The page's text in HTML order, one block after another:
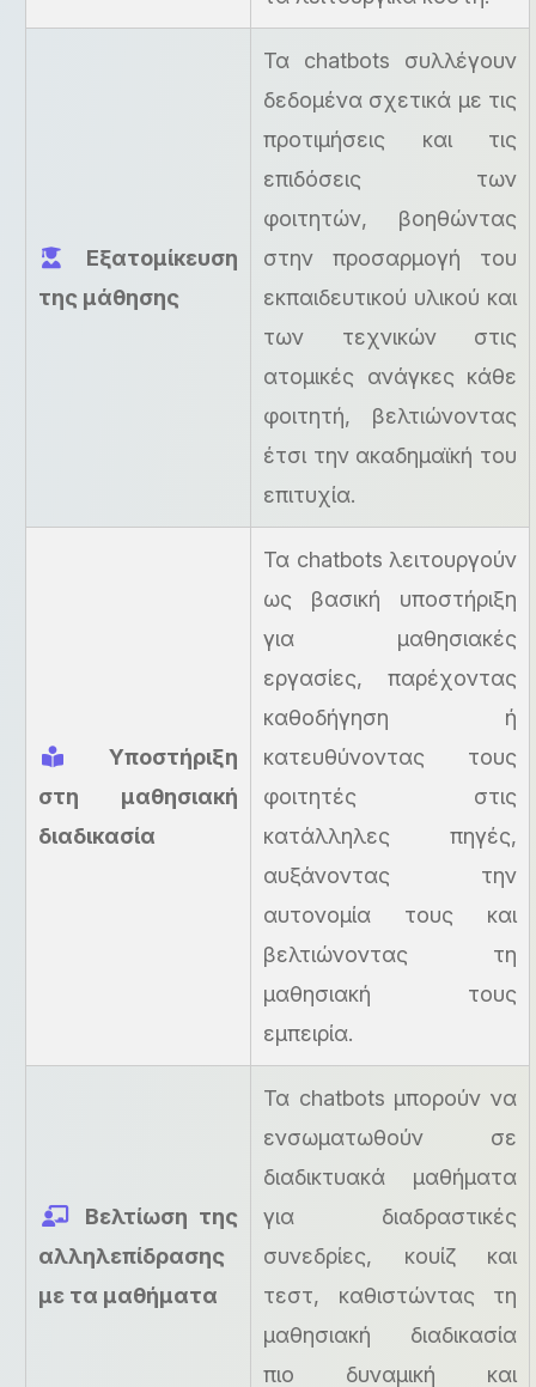
Εξατομίκευση
της μάθησης
Τα chatbots συλλέγουν
δεδομένα σχετικά με τις
προτιμήσεις και τις
επιδόσεις των
φοιτητών, βοηθώντας
στην προσαρμογή του
εκπαιδευτικού υλικού και
των τεχνικών στις
ατομικές ανάγκες κάθε
φοιτητή, βελτιώνοντας
έτσι την ακαδημαϊκή του
επιτυχία.
Υποστήριξη
στη μαθησιακή
διαδικασία
Τα chatbots λειτουργούν
ως βασική υποστήριξη
για μαθησιακές
εργασίες, παρέχοντας
καθοδήγηση ή
κατευθύνοντας τους
φοιτητές στις
κατάλληλες πηγές,
αυξάνοντας την
αυτονομία τους και
βελτιώνοντας τη
μαθησιακή τους
εμπειρία.
Βελτίωση της
αλληλεπίδρασης
με τα μαθήματα
Τα chatbots μπορούν να
ενσωματωθούν σε
διαδικτυακά μαθήματα
για διαδραστικές
συνεδρίες, κουίζ και
τεστ, καθιστώντας τη
μαθησιακή διαδικασία
πιο δυναμική και